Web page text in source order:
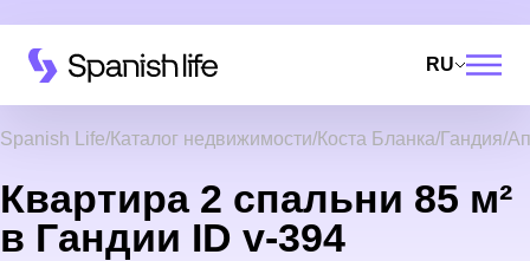
RU
Spanish Life Каталог недвижимости Коста Бланка Гандия
Квартира 2 спальни 85 м²
в Гандии ID v-394